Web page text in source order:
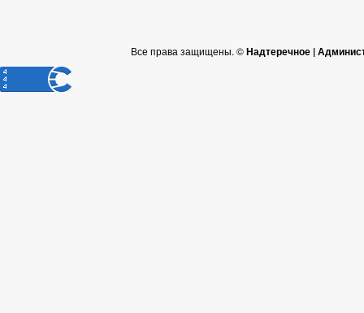
Все права защищены. ©Надтеречное |